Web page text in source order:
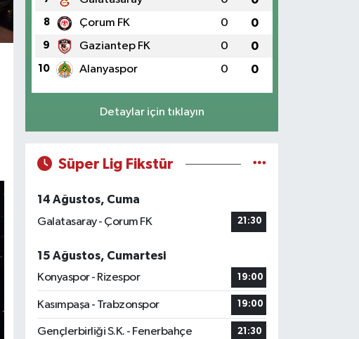
8 Çorum FK 0 0
9 Gaziantep FK 0 0
10 Alanyaspor 0 0
Detaylar için tıklayın
Süper Lig Fikstür
14 Ağustos, Cuma
Galatasaray - Çorum FK
21:30
15 Ağustos, Cumartesi
Konyaspor - Rizespor
19:00
Kasımpaşa - Trabzonspor 19:00
Gençlerbirliği S.K. - Fenerbahçe 21:30